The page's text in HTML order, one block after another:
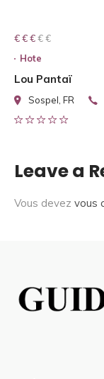
€ € € € €
€ € €
Hote
Lou Pantaï
Sospel, FR
Leave a
Vous devez vous